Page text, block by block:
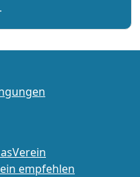
empfehlen